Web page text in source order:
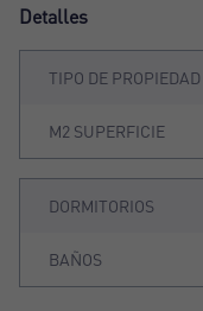
Detalles
TIPO DE PROPIEDAD
M2 SUPERFICIE
DORMITORIOS
BAÑOS